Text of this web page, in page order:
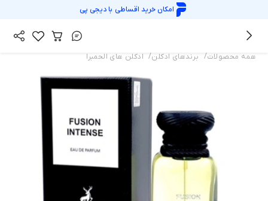
امکان خرید اقساطی بادیجی پی
همه محصولات/ برندهای ادکلن/ ادکلن های الحمبرا